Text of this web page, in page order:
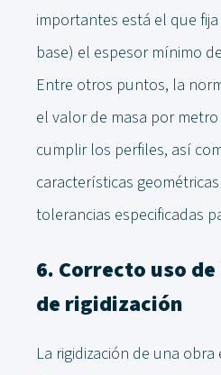
importantes está el que
base) el espesor mínimo de
Entre otros puntos, la
el valor de masa por
cumplir los perfiles, así
características
tolerancias especificadas
6. Correcto uso
de rigidización
La rigidización de una obra